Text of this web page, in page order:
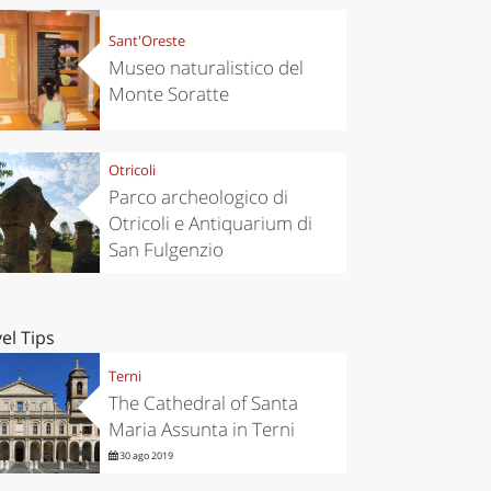
Sant'Oreste
Museo naturalistico del
Monte Soratte
Otricoli
Parco archeologico di
Otricoli e Antiquarium di
San Fulgenzio
Tips
Terni
The Cathedral of Santa
Maria Assunta in Terni
30 ago 2019